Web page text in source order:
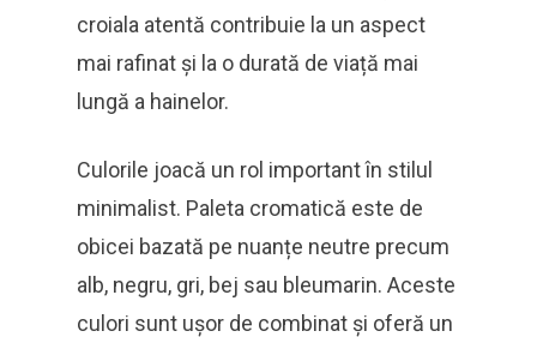
croiala atentă contribuie la un aspect
mai rafinat și la o durată de viață mai
lungă a hainelor.
Culorile joacă un rol important în stilul
minimalist. Paleta cromatică este de
obicei bazată pe nuanțe neutre precum
alb, negru, gri, bej sau bleumarin. Aceste
culori sunt ușor de combinat și oferă un